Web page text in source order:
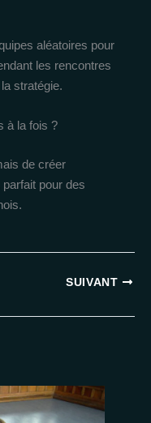
aléatoires pour
les rencontres
stratégie.
à la fois ?
de créer
pour des
SUIVANT